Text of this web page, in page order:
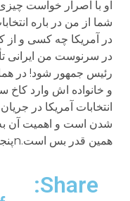
او با اصرار خواست
شما از من در باره
در آمریکا چه کسی و از
در سرنوست من ایرانی
رئیس جمهور شود! در
و خانواده اش وارد کاخ
انتخابات آمریکا در
همین قدر بس است.nپنجشنبه 1 اسفند 98 n n
Share: